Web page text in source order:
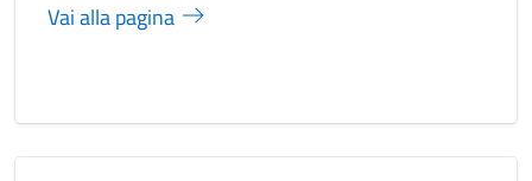
Vai alla pagina